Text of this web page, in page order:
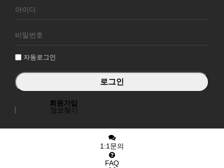
원
그
자동로그인
회원가입
정보찾기
1:1문의
FAQ